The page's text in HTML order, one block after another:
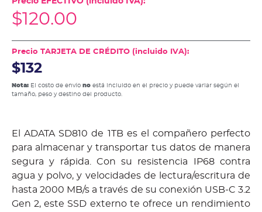
$120.00
Precio TARJETA DE CRÉDITO (incluido IVA):
$132
Nota: El costo de envío no está incluido en el precio y puede variar según el
tamaño, peso y destino del producto.
El ADATA SD810 de 1TB es el compañero perfecto
para almacenar y transportar tus datos de manera
segura y rápida. Con su resistencia IP68 contra
agua y polvo, y velocidades de lectura/escritura de
hasta 2000 MB/s a través de su conexión USB-C 3.2
Gen 2, este SSD externo te ofrece un rendimiento